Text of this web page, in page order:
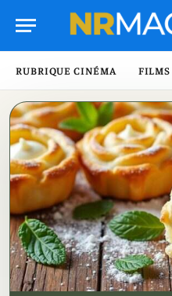
RUBRIQUE CINÉMA FILMS